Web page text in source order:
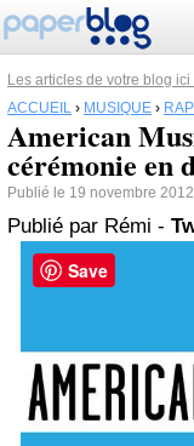
Les articles de votre blog
ACCUEIL › MUSIQUE ›
American
cérémonie en
Publié le 19 novembre
Publié par Rémi -
Save